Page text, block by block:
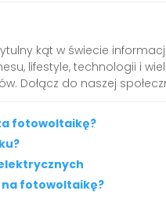
kąt w świecie
lifestyle, technologii i
Dołącz do naszej
fotowoltaikę?
na fotowoltaikę?